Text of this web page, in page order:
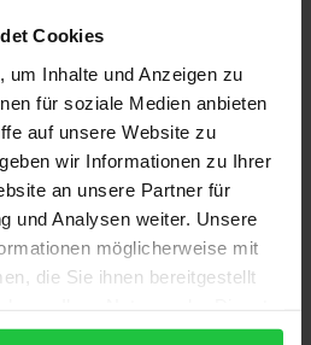
Cookies
um Inhalte und Anzeigen zu
für soziale Medien anbieten
auf unsere Website zu
wir Informationen zu Ihrer
an unsere Partner für
und Analysen weiter. Unsere
möglicherweise mit
die Sie ihnen bereitgestellt
eingeführt
unter Ambiguität
worden.
jedoch das
der Informationsbewertung
kaum betrachtet. Dies ist
Arbeit, die empirisch
dem